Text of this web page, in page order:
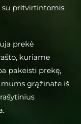
su pritvirtintomis
prekė
kuriame
pakeisti prekę,
grąžinate iš